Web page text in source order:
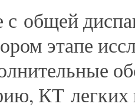
общей
этапе
КТ легких